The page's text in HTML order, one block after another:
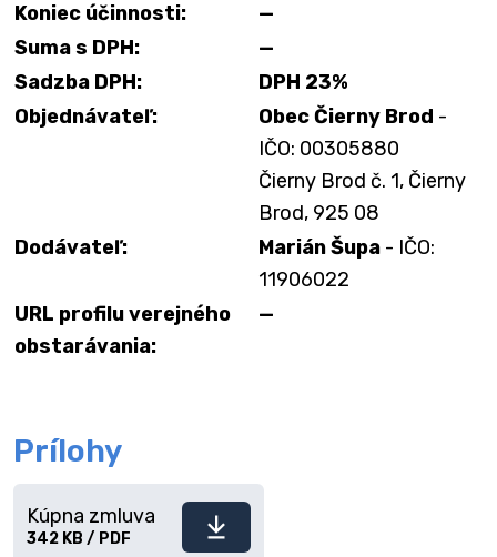
Koniec účinnosti:
—
Suma s DPH:
—
Sadzba DPH:
DPH 23%
Objednávateľ:
Obec Čierny Brod -
IČO: 00305880
Čierny Brod č. 1, Čierny
Brod, 925 08
Dodávateľ:
Marián Šupa - IČO:
11906022
URL profilu verejného
obstarávania:
—
Prílohy
Stiahnuť
Kúpna zmluva
342 KB / PDF